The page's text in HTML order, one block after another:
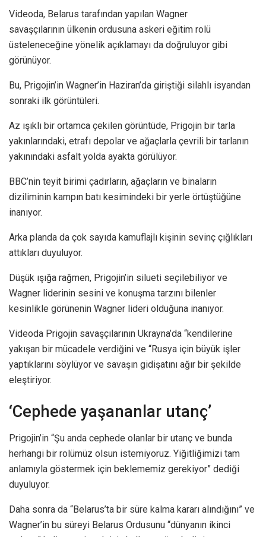
Videoda, Belarus tarafından yapılan Wagner
savaşçılarının ülkenin ordusuna askeri eğitim rolü
üsteleneceğine yönelik açıklamayı da doğruluyor gibi
görünüyor.
Bu, Prigojin’in Wagner’in Haziran’da giriştiği silahlı isyandan
sonraki ilk görüntüleri.
Az ışıklı bir ortamca çekilen görüntüde, Prigojin bir tarla
yakınlarındaki, etrafı depolar ve ağaçlarla çevrili bir tarlanın
yakınındaki asfalt yolda ayakta görülüyor.
BBC’nin teyit birimi çadırların, ağaçların ve binaların
diziliminin kampın batı kesimindeki bir yerle örtüştüğüne
inanıyor.
Arka planda da çok sayıda kamuflajlı kişinin sevinç çığlıkları
attıkları duyuluyor.
Düşük ışığa rağmen, Prigojin’in silueti seçilebiliyor ve
Wagner liderinin sesini ve konuşma tarzını bilenler
kesinlikle görünenin Wagner lideri olduğuna inanıyor.
Videoda Prigojin savaşçılarının Ukrayna’da “kendilerine
yakışan bir mücadele verdiğini ve “Rusya için büyük işler
yaptıklarını söylüyor ve savaşın gidişatını ağır bir şekilde
eleştiriyor.
‘Cephede yaşananlar utanç’
Prigojin’in “Şu anda cephede olanlar bir utanç ve bunda
herhangi bir rolümüz olsun istemiyoruz. Yiğitliğimizi tam
anlamıyla göstermek için beklememiz gerekiyor” dediği
duyuluyor.
Daha sonra da “Belarus’ta bir süre kalma kararı alındığını” ve
Wagner’in bu süreyi Belarus Ordusunu “dünyanın ikinci